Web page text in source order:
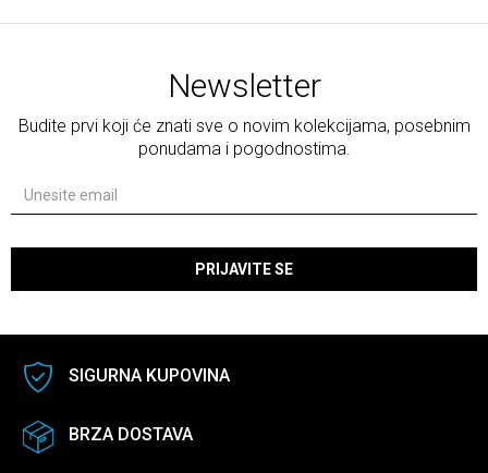
Newsletter
Budite prvi koji će znati sve o novim kolekcijama, posebnim
ponudama i pogodnostima.
PRIJAVITE SE
SIGURNA KUPOVINA
BRZA DOSTAVA